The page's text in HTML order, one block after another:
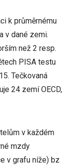
k průměrnému
v dané zemi.
než 2 resp.
PISA testu
Tečkovaná
24 zemí OECD,
v každém
mzdy
v grafu níže) bz